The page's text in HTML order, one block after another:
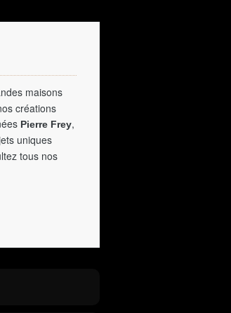
maisons
créations
Pierre Frey,
uniques
tous nos